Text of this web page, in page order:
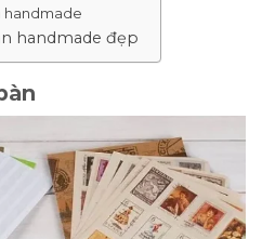
handmade
handmade đẹp